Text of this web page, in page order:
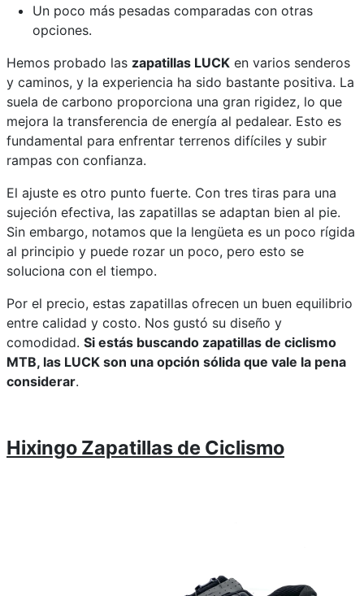
Un poco más pesadas comparadas con otras
opciones.
Hemos probado las zapatillas LUCK en varios senderos
y caminos, y la experiencia ha sido bastante positiva. La
suela de carbono proporciona una gran rigidez, lo que
mejora la transferencia de energía al pedalear. Esto es
fundamental para enfrentar terrenos difíciles y subir
rampas con confianza.
El ajuste es otro punto fuerte. Con tres tiras para una
sujeción efectiva, las zapatillas se adaptan bien al pie.
Sin embargo, notamos que la lengüeta es un poco rígida
al principio y puede rozar un poco, pero esto se
soluciona con el tiempo.
Por el precio, estas zapatillas ofrecen un buen equilibrio
entre calidad y costo. Nos gustó su diseño y
comodidad. Si estás buscando zapatillas de ciclismo
MTB, las LUCK son una opción sólida que vale la pena
considerar.
Hixingo Zapatillas de Ciclismo